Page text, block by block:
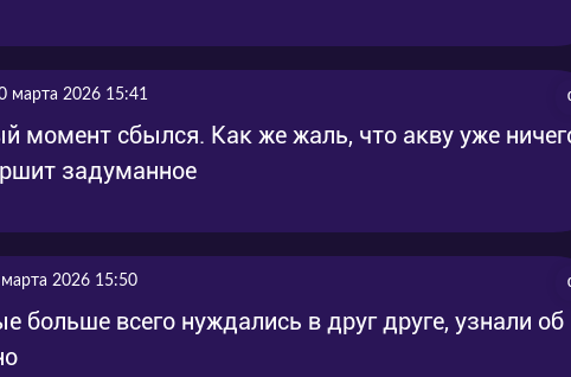
марта 2026 15:41
момент сбылся. Как же жаль, что акву уже
задуманное
2026 15:50
больше всего нуждались в друг друге, узнали об